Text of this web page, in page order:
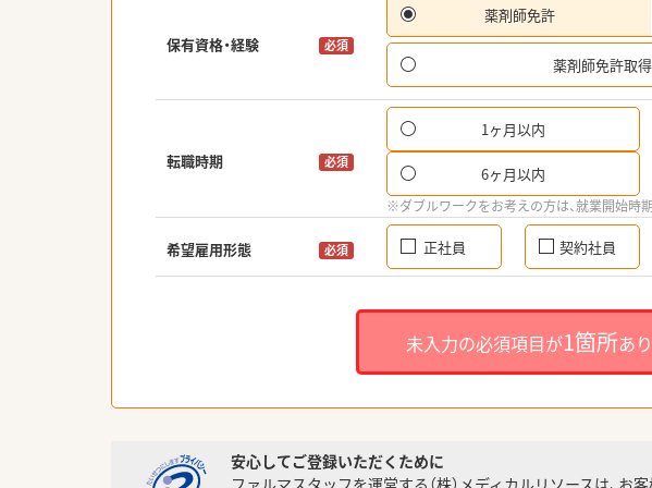
保有資格・経験 必須
薬剤師免許
薬剤師免許取得
転職時期 必須
1ヶ月以内
6ヶ月以内
※ダブルワークをお考えの方は、就業開始時
希望雇用形態 必須 正社員 契約社員
未入力の必須項目が1箇所あ
安心してご登録いただくために